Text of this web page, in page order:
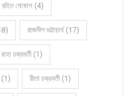
রহিত ঘোষাল (4)
রাজদীপ ভট্টাচার্য (17)
চক্রবর্তী (1)
(1) রীতা চক্রবর্তী (1)